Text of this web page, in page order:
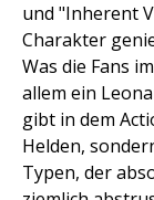
und "Inherent
Charakter
Was die Fans
allem ein
gibt in dem
Helden,
Typen, der